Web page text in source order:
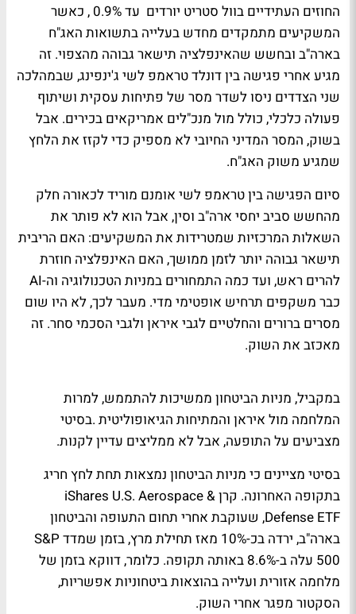
החוזים העתידיים בוול סטריט יורדים עד 0.9% , כאשר
המשקיעים מתמקדים מחדש בעלייה בתשואות האג"ח
בארה"ב ובחשש שהאינפלציה תישאר גבוהה מהצפוי. זה
מגיע אחרי פגישה בין דונלד טראמפ לשי ג'ינפינג, שבמהלכה
שני הצדדים ניסו לשדר מסר של פתיחות עסקית ושיתוף
פעולה כלכלי, כולל מול מנכ"לים אמריקאים בכירים. אבל
בשוק, המסר המדיני החיובי לא מספיק כדי לקזז את הלחץ
שמגיע משוק האג"ח.
סיום הפגישה בין טראמפ לשי אומנם מוריד לכאורה חלק
מהחשש סביב יחסי ארה"ב וסין, אבל הוא לא פותר את
השאלות המרכזיות שמטרידות את המשקיעים: האם הריבית
תישאר גבוהה יותר לזמן ממושך, האם האינפלציה חוזרת
להרים ראש, ועד כמה התמחורים במניות הטכנולוגיה וה-AI
כבר משקפים תרחיש אופטימי מדי. מעבר לכך, לא היו שום
מסרים ברורים והחלטיים לגבי איראן ולגבי הסכמי סחר. זה
מאכזב את השוק.
במקביל, מניות הביטחון ממשיכות להתממש, למרות
המלחמה מול איראן והמתיחות הגיאופוליטית .בסיטי
מצביעים על התופעה, אבל לא ממליצים עדיין לקנות.
בסיטי מציינים כי מניות הביטחון נמצאות תחת לחץ חריג
בתקופה האחרונה. קרן iShares U.S. Aerospace &
Defense ETF, שעוקבת אחרי תחום התעופה והביטחון
בארה"ב, ירדה בכ-10% מאז תחילת מרץ, בזמן שמדד S&P
500 עלה ב-8.6% באותה תקופה. כלומר, דווקא בזמן של
מלחמה אזורית ועלייה בהוצאות ביטחוניות אפשריות,
הסקטור מפגר אחרי השוק.